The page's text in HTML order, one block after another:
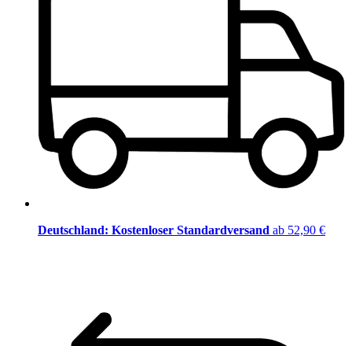
Deutschland: Kostenloser Standardversand ab 52,90 €